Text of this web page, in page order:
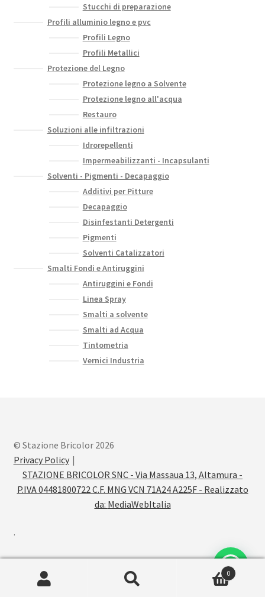
Stucchi di preparazione
Profili alluminio legno e pvc
Profili Legno
Profili Metallici
Protezione del Legno
Protezione legno a Solvente
Protezione legno all'acqua
Restauro
Soluzioni alle infiltrazioni
Idrorepellenti
Impermeabilizzanti - Incapsulanti
Solventi - Pigmenti - Decapaggio
Additivi per Pitture
Decapaggio
Disinfestanti Detergenti
Pigmenti
Solventi Catalizzatori
Smalti Fondi e Antiruggini
Antiruggini e Fondi
Linea Spray
Smalti a solvente
Smalti ad Acqua
Tintometria
Vernici Industria
© Stazione Bricolor 2026
Privacy Policy
STAZIONE BRICOLOR SNC - Via Massaua 13, Altamura -
P.IVA 04481800722 C.F. MNG VCN 71A24 A225F - Realizzato
da: MediaWebItalia
.
0